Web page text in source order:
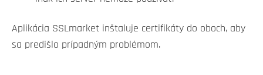
Aplikácia SSLmarket inštaluje certifikáty do oboch, aby
sa predišlo prípadným problémom.